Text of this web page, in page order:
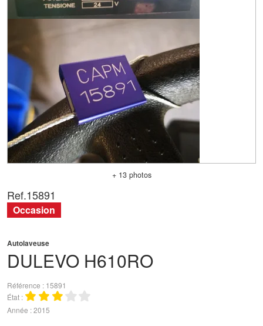
+ 13 photos
DULEVO H610RO
Autolaveuse
Référence
15891
État
Année 2015
Ref.15891
Occasion